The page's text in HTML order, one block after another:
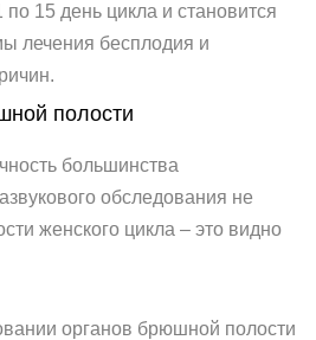
по 15 день цикла и становится
лечения бесплодия и
полости
большинства
обследования не
женского цикла – это видно
органов брюшной полости